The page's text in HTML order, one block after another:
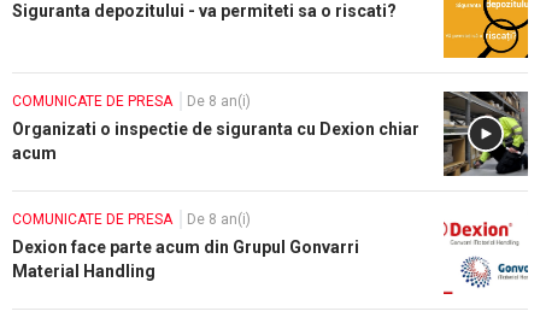
Siguranta depozitului - va permiteti sa o riscati?
COMUNICATE DE PRESA De 8 an(i)
Organizati o inspectie de siguranta cu Dexion chiar
acum
COMUNICATE DE PRESA De 8 an(i)
Dexion face parte acum din Grupul Gonvarri
Material Handling